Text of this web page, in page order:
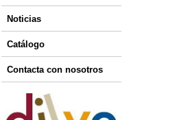
Noticias
Catálogo
Contacta con nosotros